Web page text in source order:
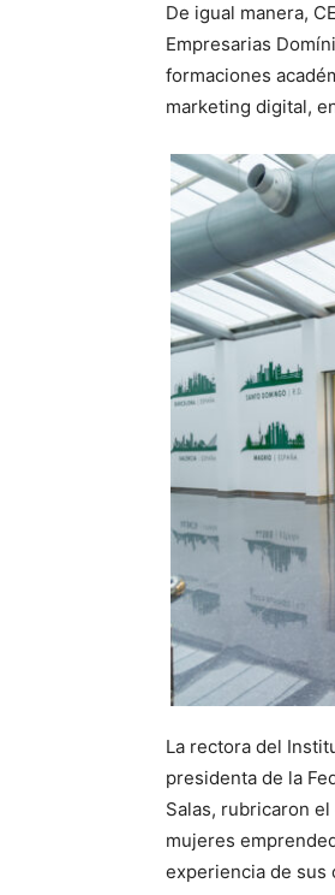
De igual manera,
Empresarias
formaciones
marketing digital,
La rectora del
presidenta de la
Salas, rubricaron
mujeres
experiencia de sus